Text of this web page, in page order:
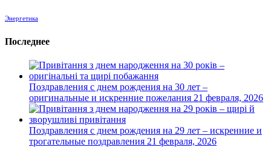
Энергетика
Последнее
Поздравления с днем рождения на 30 лет –
оригинальные и искренние пожелания 21 февраля, 2026
Поздравления с днем рождения на 29 лет – искренние и
трогательные поздравления 21 февраля, 2026